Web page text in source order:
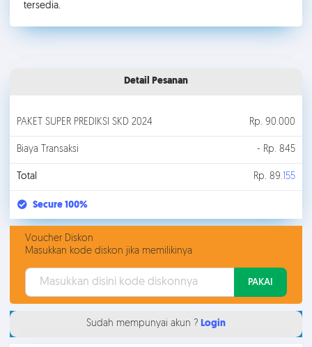
tersedia.
Detail Pesanan
PAKET SUPER PREDIKSI SKD 2024 Rp. 90.000
Biaya Transaksi - Rp. 845
Total Rp. 89. 155
Secure 100%
Voucher Diskon
Masukkan kode diskon jika memilikinya
PAKAI
Sudah mempunyai akun ? Login